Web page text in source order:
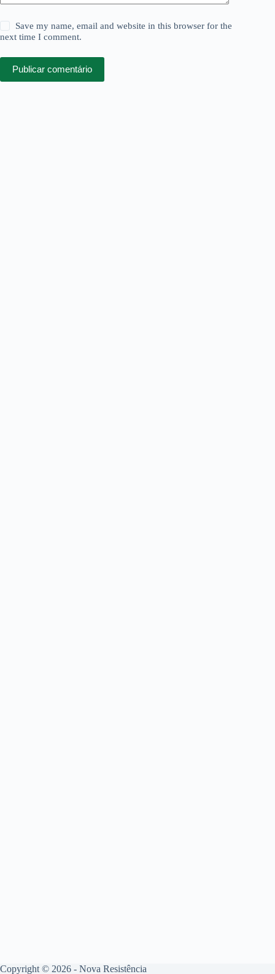
Save my name, email and website in this browser for the
next time I comment.
Publicar comentário
Copyright © 2026 - Nova Resistência